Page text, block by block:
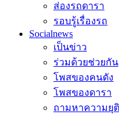
ส่องรถดารา
รอบรู้เรื่องรถ
Socialnews
เป็นข่าว
ร่วมด้วยช่วยกัน
โพสของคนดัง
โพสของดารา
ถามหาความยุ